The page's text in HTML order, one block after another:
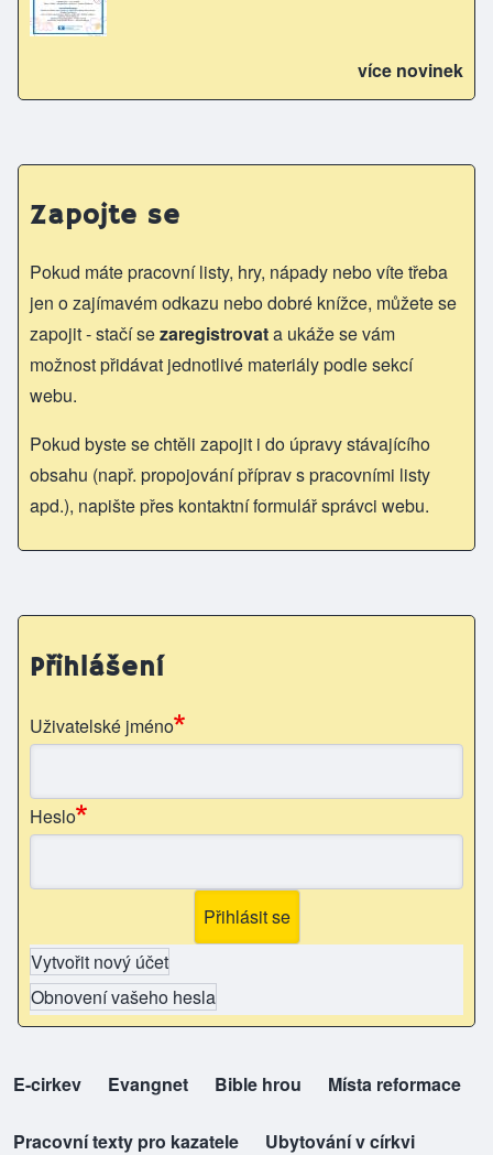
více novinek
Zapojte se
Pokud máte pracovní listy, hry, nápady nebo víte třeba
jen o zajímavém odkazu nebo dobré knížce, můžete se
zapojit - stačí sezaregistrovata ukáže se vám
možnost přidávat jednotlivé materiály podle sekcí
webu.
Pokud byste se chtěli zapojit i do úpravy stávajícího
obsahu (např. propojování příprav s pracovními listy
apd.), napište přes kontaktní formulář správci webu.
Přihlášení
Uživatelské jméno
Heslo
Vytvořit nový účet
Obnovení vašeho hesla
top-odkazy
E-cirkev
(opens in new tab)
Evangnet
(opens in new tab)Bible hrou
(opens in new tab)Místa reformace
(opens in new tab)
Pracovní texty pro kazatele
(opens in new tab) Ubytování v církvi
(opens in new tab)